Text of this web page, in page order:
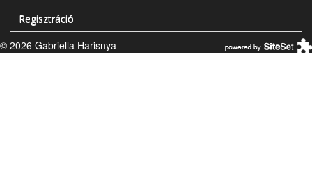
Regisztráció
© 2026 Gabriella Harisnya